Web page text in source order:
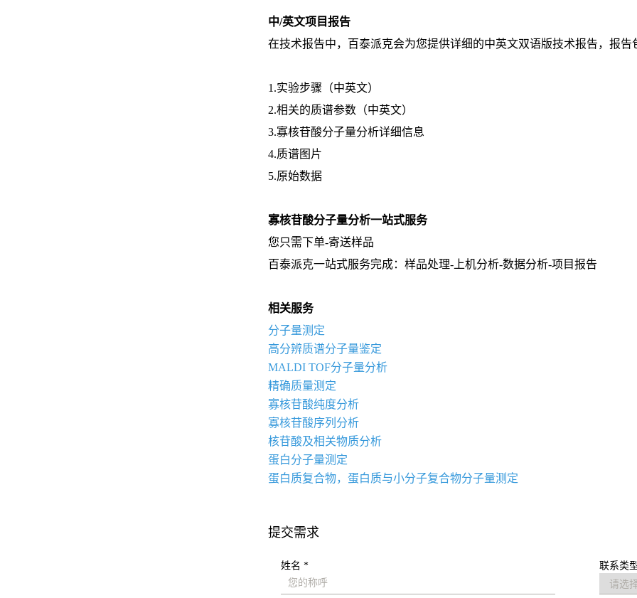
中/英文项目报告
在技术报告中，百泰派克会为您提供详细的中英文双语版技术报告，报告
1.实验步骤（中英文）
2.相关的质谱参数（中英文）
3.寡核苷酸分子量分析详细信息
4.质谱图片
5.原始数据
寡核苷酸分子量分析一站式服务
您只需下单-寄送样品
百泰派克一站式服务完成：样品处理-上机分析-数据分析-项目报告
相关服务
分子量测定
高分辨质谱分子量鉴定
MALDI TOF分子量分析
精确质量测定
寡核苷酸纯度分析
寡核苷酸序列分析
核苷酸及相关物质分析
蛋白分子量测定
蛋白质复合物，蛋白质与小分子复合物分子量测定
提交需求
姓名 * 联系类